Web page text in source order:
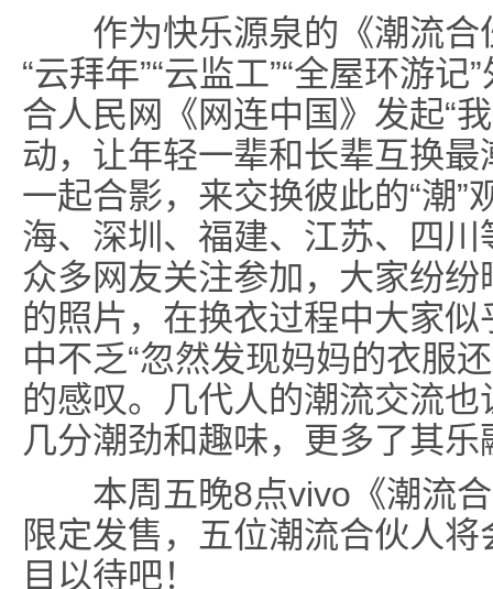
作为快乐源泉的《潮流合
“云拜年”“云监工”“全屋环游
合人民网《网连中国》发起“
动，让年轻一辈和长辈互换
一起合影，来交换彼此的“潮”
海、深圳、福建、江苏、四
众多网友关注参加，大家纷
的照片，在换衣过程中大家
中不乏“忽然发现妈妈的衣服
的感叹。几代人的潮流交流
几分潮劲和趣味，更多了其
本周五晚8点vivo《潮流合
限定发售，五位潮流合伙人
目以待吧！